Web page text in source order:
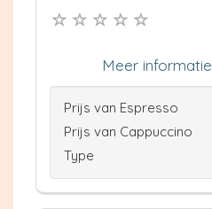
Meer informatie
Prijs van Espresso
Prijs van Cappuccino
Type